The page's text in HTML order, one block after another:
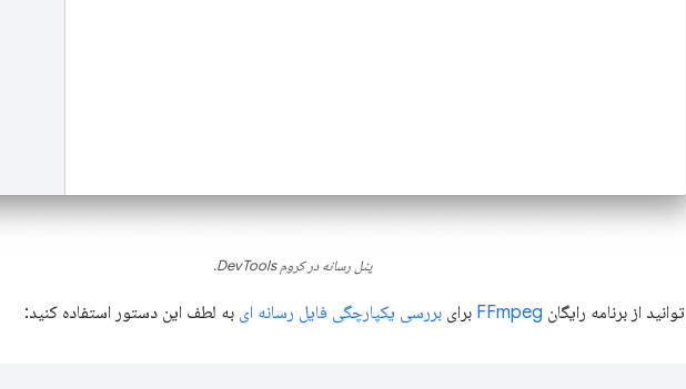
پنل رسانه در کروم DevTools.
از برنامه رایگان FFmpeg برای بررسی یکپارچگی فایل رسانه ای به لطف این دستور استفاده کنید: